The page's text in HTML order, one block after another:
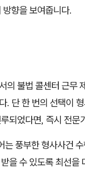
향을 보여줍니다.
의 불법 콜센터 근무
. 단 한 번의 선택이
되었다면, 즉시 전문
는 풍부한 형사사건
을 수 있도록 최선을